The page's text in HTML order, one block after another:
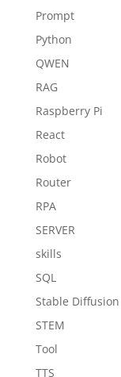
Prompt
Python
QWEN
RAG
Raspberry Pi
React
Robot
Router
RPA
SERVER
skills
SQL
Stable Diffusion
STEM
Tool
TTS